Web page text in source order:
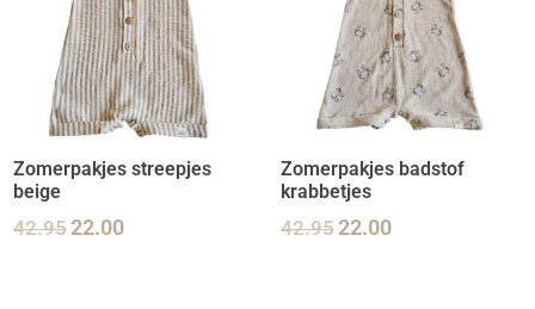
Zomerpakjes streepjes
beige
42.9522.00
Zomerpakjes badstof
krabbetjes
42.9522.00